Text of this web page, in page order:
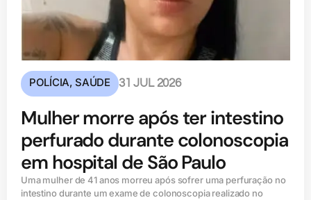
POLÍCIA,SAÚDE 31 JUL 2026
Mulher morre após ter intestino
perfurado durante colonoscopia
em hospital de São Paulo
Uma mulher de 41 anos morreu após sofrer uma perfuração no
intestino durante um exame de colonoscopia realizado no